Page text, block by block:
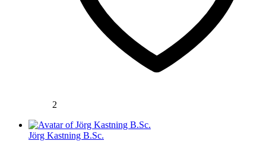
2
Jörg Kastning B.Sc.